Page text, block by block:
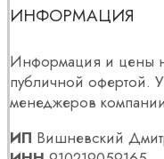
ИНФОРМАЦИЯ
Информация и цены
публичной офертой.
менеджеров
ИП Вишневский